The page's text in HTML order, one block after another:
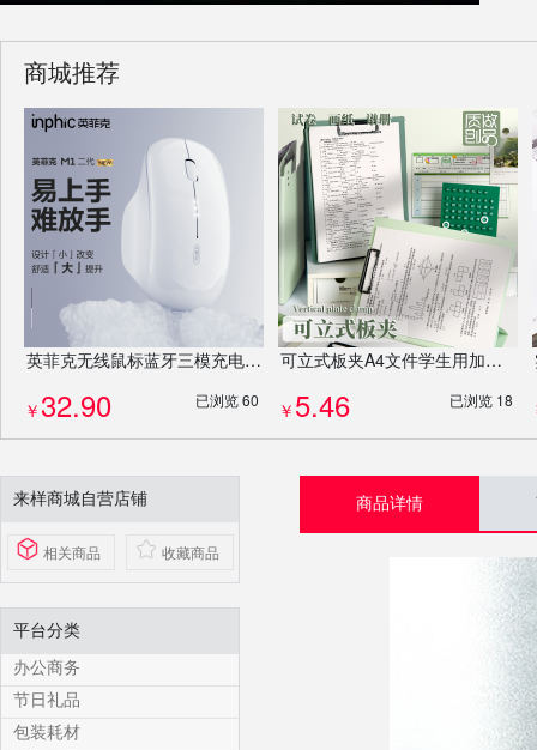
商城推荐
英菲克无线鼠标蓝牙三模充电静音商务办公家用笔记本充电静音鼠标
￥ 32.90 已浏览 60
可立式板夹A4文件学生用加厚板夹写字板垫板试卷夹竖版会议记录夹
￥ 5.46 已浏览 18
来样商城自营店铺
相关商品 收藏商品
平台分类
办公商务
节日礼品
包装耗材
商品详情